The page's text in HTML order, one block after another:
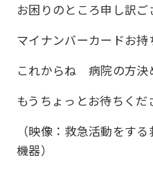
お困りのところ申し訳ご
マイナンバーカードお持
これからね 病院の方決
もうちょっとお待ちくだ
（映像：救急活動をす
機器）